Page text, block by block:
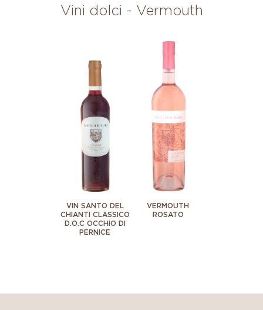
Vini dolci - Vermouth
VIN SANTO DEL
CHIANTI CLASSICO
D.O.C OCCHIO DI
PERNICE
VERMOUTH
ROSATO